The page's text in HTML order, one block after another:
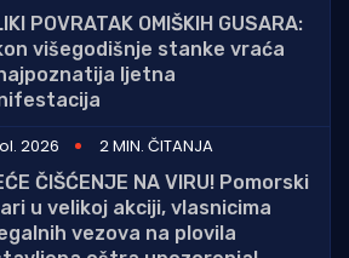
POVRATAK OMIŠKIH GUSARA:
višegodišnje stanke vraća
ljetna
2026
2 MIN. ČITANJA
ČIŠĆENJE NA VIRU! Pomorski
u velikoj akciji, vlasnicima
vezova na plovila